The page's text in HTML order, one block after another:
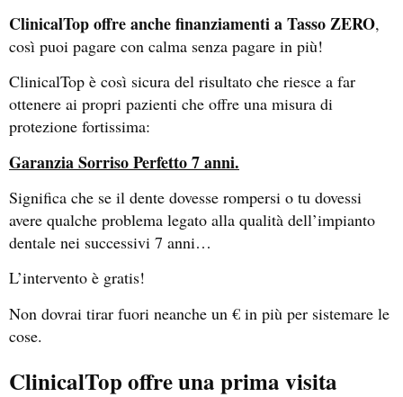
ClinicalTop offre anche finanziamenti a Tasso ZERO,
così puoi pagare con calma senza pagare in più!
ClinicalTop è così sicura del risultato che riesce a far
ottenere ai propri pazienti che offre una misura di
protezione fortissima:
Garanzia Sorriso Perfetto 7 anni.
Significa che se il dente dovesse rompersi o tu dovessi
avere qualche problema legato alla qualità dell’impianto
dentale nei successivi 7 anni…
L’intervento è gratis!
Non dovrai tirar fuori neanche un € in più per sistemare le
cose.
ClinicalTop offre una prima visita